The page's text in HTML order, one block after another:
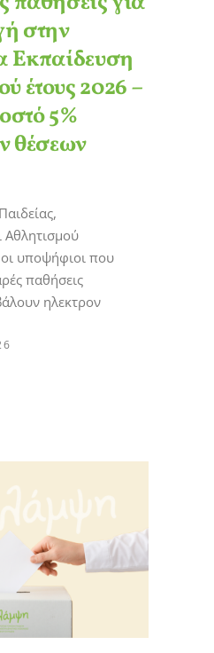
στην
Εκπαίδευση
έτους 2026 –
5%
θέσεων
οι υποψήφιοι που
παθήσεις
ηλεκτρον